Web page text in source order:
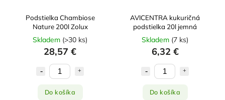
Podstielka Chambiose
Nature 200l Zolux
Skladem (>30 ks)
28,57 €
Do košíka
AVICENTRA kukuričná
podstielka 20l jemná
Skladem (7 ks)
6,32 €
Do košíka